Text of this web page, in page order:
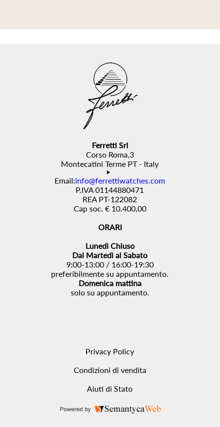
Ferretti Srl
Corso Roma,3
Montecatini Terme PT - Italy
Email:info@ferrettiwatches.com
P.IVA 01144880471
REA PT-122082
Cap soc. € 10.400,00
ORARI
Lunedì Chiuso
Dal Martedì al Sabato
9:00-13:00 / 16:00-19:30
preferibilmente su appuntamento.
Domenica mattina
solo su appuntamento.
Privacy Policy
Condizioni di vendita
Aiuti di Stato